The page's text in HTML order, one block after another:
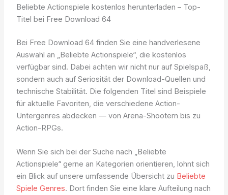
Beliebte Actionspiele kostenlos herunterladen – Top-
Titel bei Free Download 64
Bei Free Download 64 finden Sie eine handverlesene
Auswahl an „Beliebte Actionspiele“, die kostenlos
verfügbar sind. Dabei achten wir nicht nur auf Spielspaß,
sondern auch auf Seriosität der Download-Quellen und
technische Stabilität. Die folgenden Titel sind Beispiele
für aktuelle Favoriten, die verschiedene Action-
Untergenres abdecken — von Arena-Shootern bis zu
Action-RPGs.
Wenn Sie sich bei der Suche nach „Beliebte
Actionspiele“ gerne an Kategorien orientieren, lohnt sich
ein Blick auf unsere umfassende Übersicht zu Beliebte
Spiele Genres. Dort finden Sie eine klare Aufteilung nach